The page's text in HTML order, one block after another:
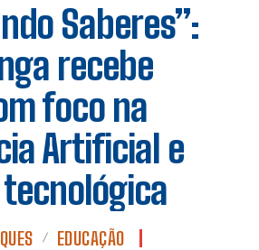
Saberes”:
recebe
foco na
Artificial e
EDUCAÇÃO